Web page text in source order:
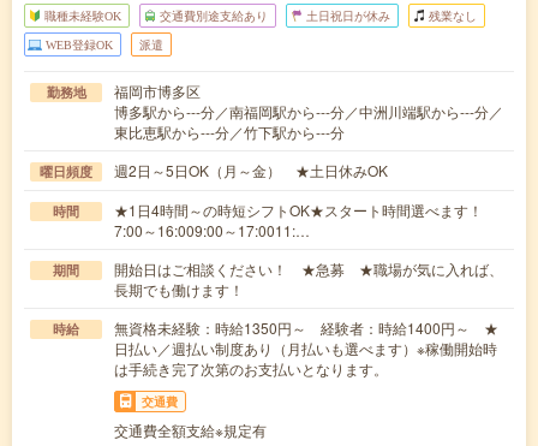
職種未経験OK 交通費別途支給あり 土日祝日が休み 残業なし
WEB登録OK 派遣
勤務地
福岡市博多区
博多駅から---分／南福岡駅から---分／中洲川端駅から---分／
東比恵駅から---分／竹下駅から---分
曜日頻度 週2日～5日OK（月～金） ★土日休みOK
時間
★1日4時間～の時短シフトOK★スタート時間選べます！
7:00～16:009:00～17:0011:…
期間
開始日はご相談ください！ ★急募 ★職場が気に入れば、
長期でも働けます！
時給
無資格未経験：時給1350円～ 経験者：時給1400円～ ★
日払い／週払い制度あり（月払いも選べます）※稼働開始時
は手続き完了次第のお支払いとなります。
交通費
交通費全額支給※規定有